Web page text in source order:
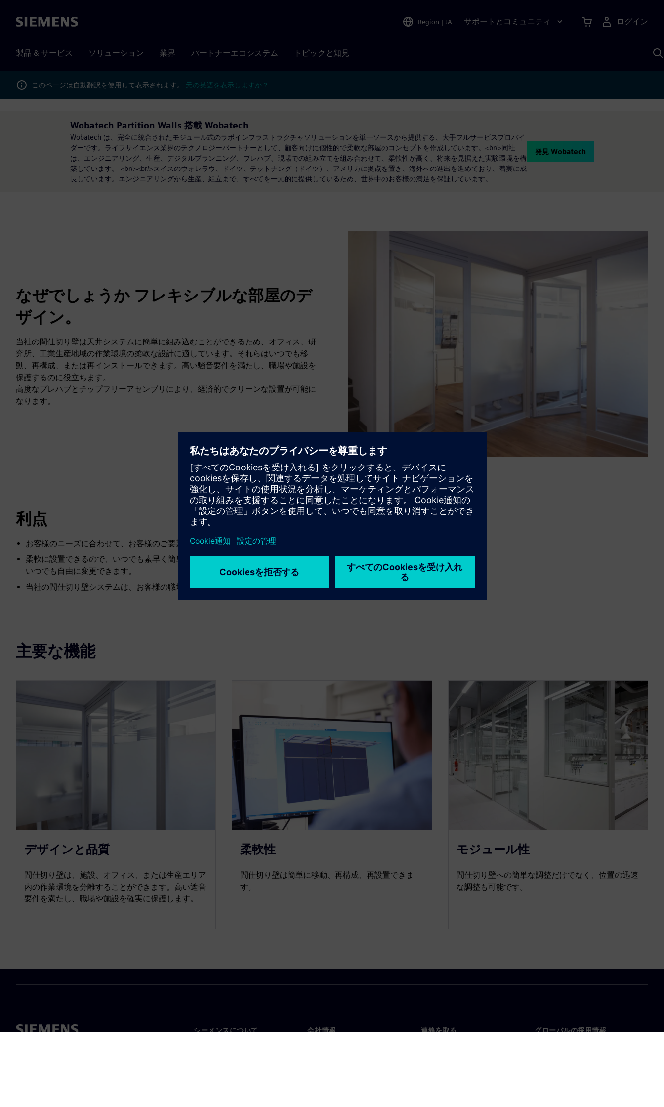
Siemens Region | JA サポートとコミュニティ ログイン
製品 & サービス ソリューション 業界 パートナーエコシステム トピックと知見
このページは自動翻訳を使用して表示されます。 元の英語を表示しますか？
Wobatech Partition Walls 搭載 Wobatech
Wobatech は、完全に統合されたモジュール式のラボインフラストラクチャソリューションを単一ソースから提供する、大手フルサービスプロバイ
ダーです。ライフサイエンス業界のテクノロジーパートナーとして、顧客向けに個性的で柔軟な部屋のコンセプトを作成しています。<br/>同社
は、エンジニアリング、生産、デジタルプランニング、プレハブ、現場での組み立てを組み合わせて、柔軟性が高く、将来を見据えた実験環境を構
築しています。 <br/><br/>スイスのウォレラウ、ドイツ、テットナング（ドイツ）、アメリカに拠点を置き、海外への進出を進めており、着実に成
長しています。エンジニアリングから生産、組立まで、すべてを一元的に提供しているため、世界中のお客様の満足を保証しています。
発見 Wobatech
なぜでしょうか フレキシブルな部屋のデ
ザイン。
当社の間仕切り壁は天井システムに簡単に組み込むことができるため、オフィス、研
究所、工業生産地域の作業環境の柔軟な設計に適しています。それらはいつでも移
動、再構成、または再インストールできます。高い騒音要件を満たし、職場や施設を
保護するのに役立ちます。
高度なプレハブとチップフリーアセンブリにより、経済的でクリーンな設置が可能に
なります。
利点
お客様のニーズに合わせて、お客様のご要望に応じて個別に設計・製造しています。
柔軟に設置できるので、いつでも素早く簡単に位置を調整できます。モジュラー設計により、仕切り壁システムを
いつでも自由に変更できます。
当社の間仕切り壁システムは、お客様の職場を確実に保護します。
主要な機能
デザインと品質
間仕切り壁は、施設、オフィス、または生産エリア
内の作業環境を分離することができます。高い遮音
要件を満たし、職場や施設を確実に保護します。
柔軟性
間仕切り壁は簡単に移動、再構成、再設置できま
す。
モジュール性
間仕切り壁への簡単な調整だけでなく、位置の迅速
な調整も可能です。
シーメンスについて 会社情報 連絡を取る グローバルの採用情報